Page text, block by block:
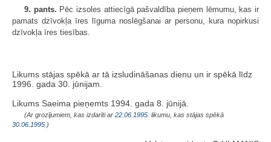
9. pants. Pēc izsoles attiecīgā pašvaldība pieņem lēmumu, kas ir
pamats dzīvokļa īres līguma noslēgšanai ar personu, kura nopirkusi
dzīvokļa īres tiesības.
Likums stājas spēkā ar tā izsludināšanas dienu un ir spēkā līdz
1996. gada 30. jūnijam.
Likums Saeima pieņemts 1994. gada 8. jūnijā.
(Ar grozījumiem, kas izdarīti ar 22.06.1995 . likumu, kas stājas spēkā
30.06.1995. )